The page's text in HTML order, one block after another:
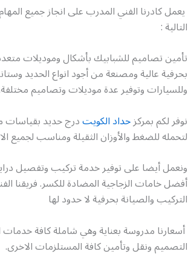
يعمل كادرنا الفني المدرب على انجاز جميع
التالية :
تأمين تصاميم للشبابيك بأشكال وموديلات
بحرفية عالية ومصنعة من أجود انواع الحديد
وللسيارات وتوفير عدة موديلات وتصاميم
نوفر لكم بمركزحداد الكويتدرج حديد بقياسات
لتحمله للضغط والأوزان الثقيلة ومناسب لجميع
ونعمل أيضا على توفير خدمة تركيب وتفصيل
أفضل خامات الزجاجية المضادة للكسر. فريقنا
التركيب والصيانة بحرفية لا حدود لها
أسعارنا مدروسة بعناية وهي شاملة كافة
التصميم ونقل وتأمين كافة المستلزمات الاخرى.